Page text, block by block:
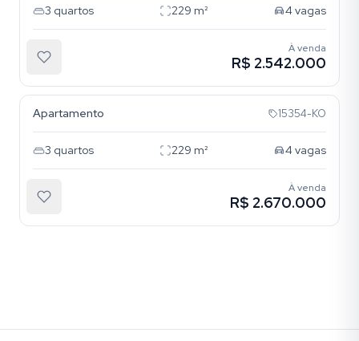
3 quartos 229 m² 4 vagas
À venda
R$ 2.542.000
Apartamento 15354-KO
3 quartos 229 m² 4 vagas
À venda
R$ 2.670.000